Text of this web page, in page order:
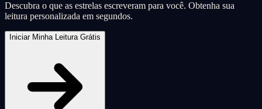
Descubra o que as estrelas escreveram para você. Obtenha sua
leitura personalizada em segundos.
Iniciar Minha Leitura Grátis